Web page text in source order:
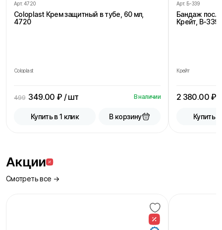
Арт. 4720
Coloplast Крем защитный в тубе, 60 мл,
4720
Coloplast
499 349.00 ₽ / шт В наличии
Купить в 1 клик В корзину
Арт. Б-339
Бандаж
Крейт, В-
Крейт
2 380.00₽ /
Купить в
Акции
Смотреть все →